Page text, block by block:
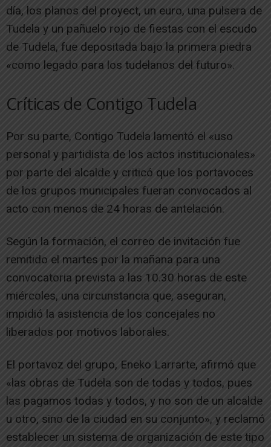
día, los planos del proyect, un euro, una pulsera de
Tudela y un pañuelo rojo de fiestas con el escudo
de Tudela, fue depositada bajo la primera piedra
«como legado para los tudelanos del futuro».
Críticas de Contigo Tudela
Por su parte, Contigo Tudela lamentó el «uso
personal y partidista de los actos institucionales»
por parte del alcalde y criticó que los portavoces
de los grupos municipales fueran convocados al
acto con menos de 24 horas de antelación.
Según la formación, el correo de invitación fue
remitido el martes por la mañana para una
convocatoria prevista a las 10.30 horas de este
miércoles, una circunstancia que, aseguran,
impidió la asistencia de los concejales no
liberados por motivos laborales.
El portavoz del grupo, Eneko Larrarte, afirmó que
«las obras de Tudela son de todas y todos, pues
las pagamos todas y todos, y no son de un alcalde
u otro, sino de la ciudad en su conjunto», y reclamó
establecer un sistema de organización de este tipo